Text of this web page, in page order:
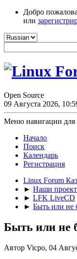
Добро
или
Open Source
09 Августа 2026,
Меню навигации
Начало
Поиск
Календарь
Регистрация
Linux Forum
► Наши
► LFK LiveCD
► Быть или не
Быть или не
Автор Vicpo, 04